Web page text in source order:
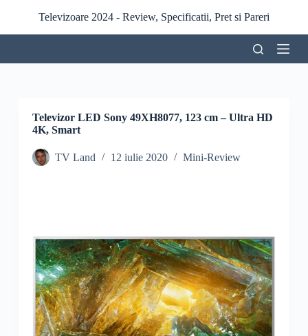
r
l
Televizoare 2024 - Review, Specificatii, Pret si Pareri
Televizor LED Sony 49XH8077, 123 cm – Ultra HD
4K, Smart
TV Land 12 iulie 2020 Mini-Review